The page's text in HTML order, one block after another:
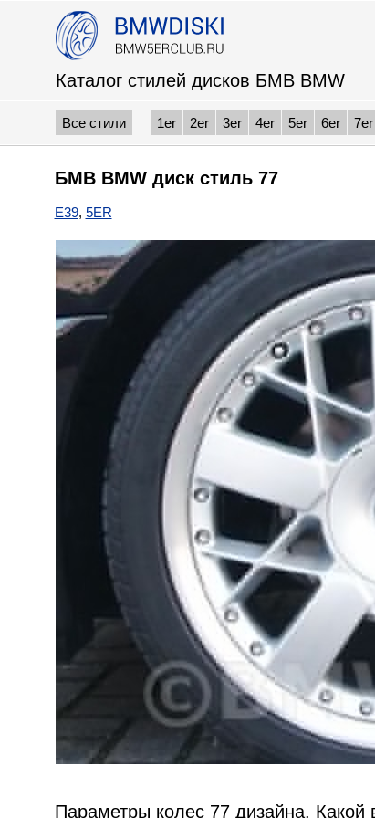
Каталог стилей дисков БМВ BMW
Все стили 1er 2er 3er 4er 5er 6er 7er
БМВ BMW диск стиль 77
E39, 5ER
Параметры колес 77 дизайна.